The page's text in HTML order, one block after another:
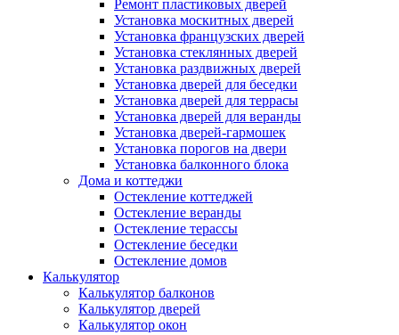
Ремонт пластиковых дверей
Установка москитных дверей
Установка французских дверей
Установка стеклянных дверей
Установка раздвижных дверей
Установка дверей для беседки
Установка дверей для террасы
Установка дверей для веранды
Установка дверей-гармошек
Установка порогов на двери
Установка балконного блока
Дома и коттеджи
Остекление коттеджей
Остекление веранды
Остекление терассы
Остекление беседки
Остекление домов
Калькулятор
Калькулятор балконов
Калькулятор дверей
Калькулятор окон